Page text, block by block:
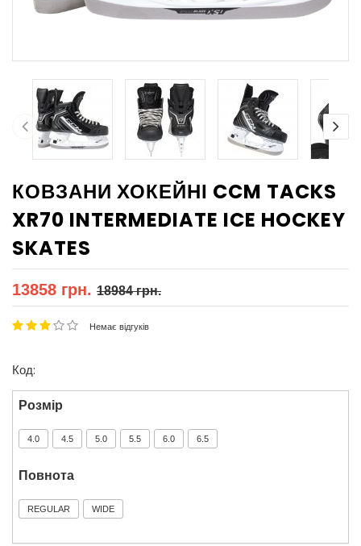
КОВЗАНИ ХОКЕЙНІ CCM TACKS
XR70 INTERMEDIATE ICE HOCKEY
SKATES
13858 грн. 18984 грн.
Немає відгуків
Код:
Розмір
4.0 4.5 5.0 5.5 6.0 6.5
Повнота
REGULAR WIDE